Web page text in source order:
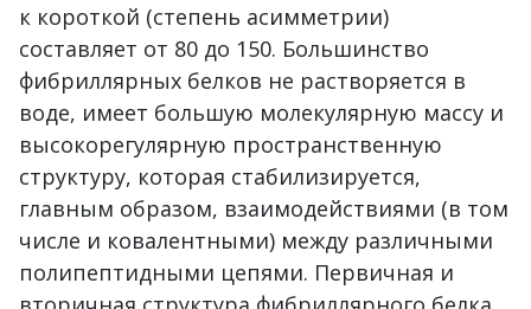
к короткой (степень асимметрии)
составляет от 80 до 150. Большинство
фибриллярных белков не растворяется в
воде, имеет большую молекулярную массу и
высокорегулярную пространственную
структуру, которая стабилизируется,
главным образом, взаимодействиями (в том
числе и ковалентными) между различными
полипептидными цепями. Первичная и